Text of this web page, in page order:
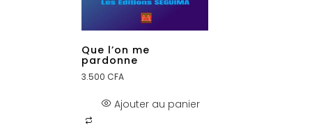
Que l’on me
pardonne
3.500 CFA
Ajouter au panier